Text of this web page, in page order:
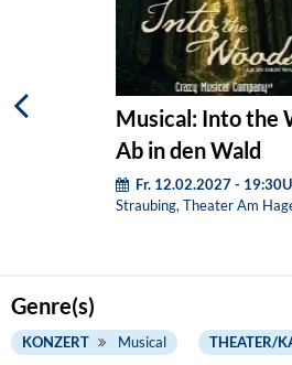
Musical: Into the
Ab in den Wald
Fr. 12.02.2027 -
Straubing, Theater Am
Genre(s)
KONZERT Musical THEATER/